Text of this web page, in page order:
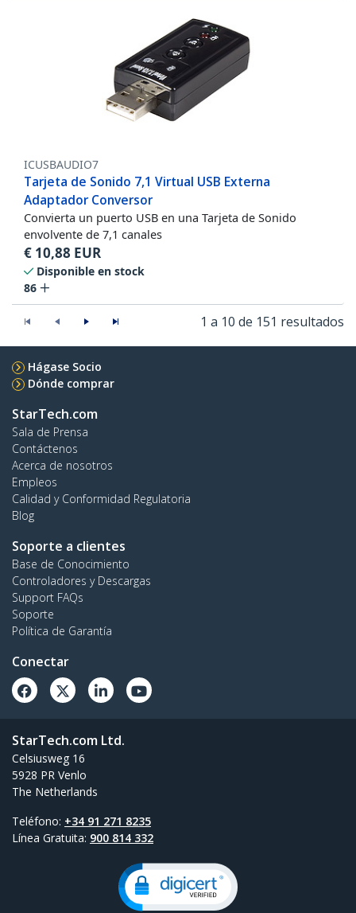
ICUSBAUDIO7
Tarjeta de Sonido 7,1 Virtual USB Externa
Adaptador Conversor
Convierta un puerto USB en una Tarjeta de Sonido
envolvente de 7,1 canales
€ 10,88 EUR
Disponible en stock
86
1 a 10 de 151 resultados
Hágase Socio
Dónde comprar
StarTech.com
Sala de Prensa
Contáctenos
Acerca de nosotros
Empleos
Calidad y Conformidad Regulatoria
Blog
Soporte a clientes
Base de Conocimiento
Controladores y Descargas
Support FAQs
Soporte
Política de Garantía
Conectar
StarTech.com Ltd.
Celsiusweg 16
5928 PR Venlo
The Netherlands
Teléfono: +34 91 271 8235
Línea Gratuita: 900 814 332